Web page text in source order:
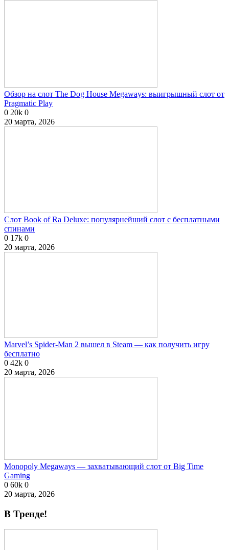
Обзор на слот The Dog House Megaways: выигрышный слот от
Pragmatic Play
0 20k 0
20 марта, 2026
Слот Book of Ra Deluxe: популярнейший слот с бесплатными
спинами
0 17k 0
20 марта, 2026
Marvel’s Spider-Man 2 вышел в Steam — как получить игру
бесплатно
0 42k 0
20 марта, 2026
Monopoly Megaways — захватывающий слот от Big Time
Gaming
0 60k 0
20 марта, 2026
В Тренде!